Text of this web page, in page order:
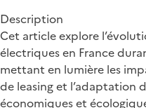
Description
Cet article explore
électriques en France
mettant en lumière les
de leasing et l’adaptation
économiques et